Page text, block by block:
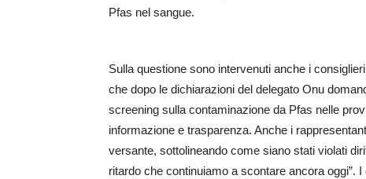
Pfas nel sangue.
Sulla questione sono intervenuti anche i
che dopo le dichiarazioni del delegato Onu
screening sulla contaminazione da Pfas nelle
informazione e trasparenza. Anche i
versante, sottolineando come siano stati violati
ritardo che continuiamo a scontare ancora oggi”.